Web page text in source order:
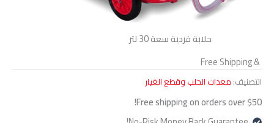
حلابة فردية سعة 30 لتر
& Free Shipping
التصنيف: معدات الحلب وقطع الغيار
Free shipping on orders over $50!